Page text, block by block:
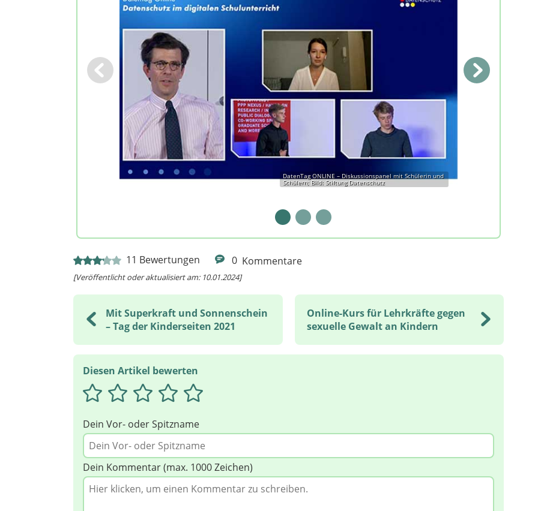
DatenTag ONLINE – Diskussionspanel mit Schülerin und
Schülern; Bild: Stiftung Datenschutz
11 Bewertungen 0 Kommentare
[Veröffentlicht oder aktualisiert am: 10.01.2024]
Mit Superkraft und Sonnenschein
– Tag der Kinderseiten 2021
Online-Kurs für Lehrkräfte gegen
sexuelle Gewalt an Kindern
Diesen Artikel bewerten
Dein Vor- oder Spitzname
Dein Kommentar (max. 1000 Zeichen)